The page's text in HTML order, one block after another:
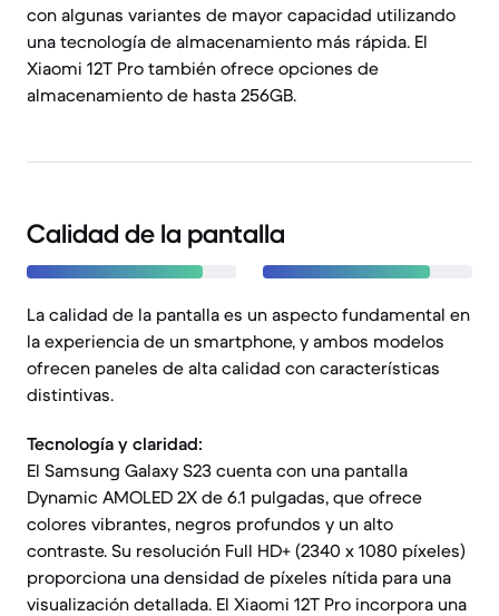
con algunas variantes de mayor capacidad utilizando
una tecnología de almacenamiento más rápida. El
Xiaomi 12T Pro también ofrece opciones de
almacenamiento de hasta 256GB.
Calidad de la pantalla
La calidad de la pantalla es un aspecto fundamental en
la experiencia de un smartphone, y ambos modelos
ofrecen paneles de alta calidad con características
distintivas.
Tecnología y claridad:
El Samsung Galaxy S23 cuenta con una pantalla
Dynamic AMOLED 2X de 6.1 pulgadas, que ofrece
colores vibrantes, negros profundos y un alto
contraste. Su resolución Full HD+ (2340 x 1080 píxeles)
proporciona una densidad de píxeles nítida para una
visualización detallada. El Xiaomi 12T Pro incorpora una